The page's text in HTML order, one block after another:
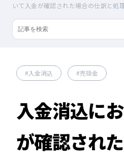
いて入金が確認された場合の仕訳と処
入金消込 売掛金
入金消込に
が確認され